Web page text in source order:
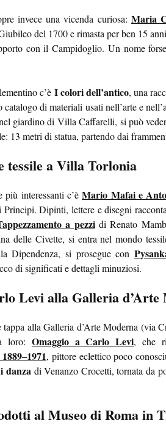
invece una vicenda curiosa:Maria
del 1700 e rimasta per ben 15
con il Campidoglio. Un nome
c’è I colori dell’antico, una
di materiali usati nell’arte e
giardino di Villa Caffarelli, si può
13 metri di statua, partendo dai
a Villa Torlonia
interessanti c’èMario Mafai e
Principi. Dipinti, lettere e disegni
a pezzidi Renato
delle Civette, si entra nel mondo
Dipendenza, si prosegue con
di significati e dettagli minuziosi.
Levi alla Galleria d’Arte
alla Galleria d’Arte Moderna (via
loro: Omaggio a Carlo Levi, che
, pittore eclettico poco
danza di Venanzo Crocetti, tornata da
al Museo di Roma in